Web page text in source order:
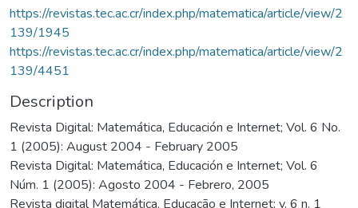
https://revistas.tec.ac.cr/index.php/matematica/article/view/2
139/1945
https://revistas.tec.ac.cr/index.php/matematica/article/view/2
139/4451
Description
Revista Digital: Matemática, Educación e Internet; Vol. 6 No.
1 (2005): August 2004 - February 2005
Revista Digital: Matemática, Educación e Internet; Vol. 6
Núm. 1 (2005): Agosto 2004 - Febrero, 2005
Revista digital Matemática, Educação e Internet; v. 6 n. 1